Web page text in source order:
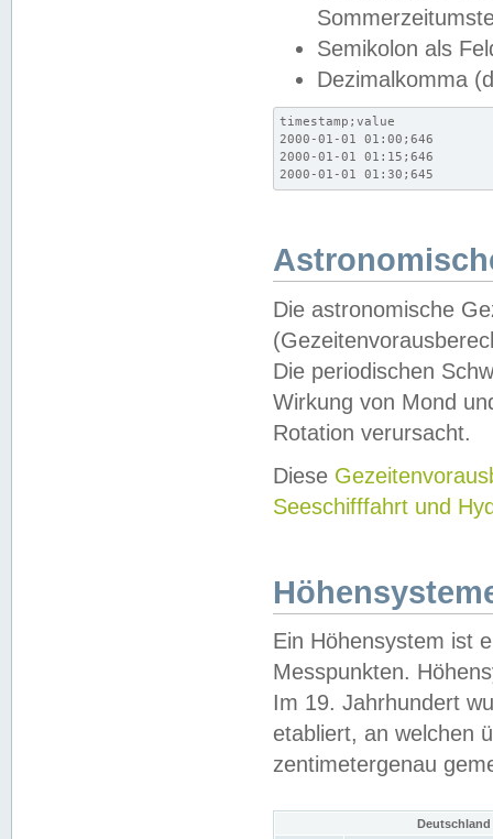
Semikolon als
Dezimalkomma
timestamp;value
2000-01-01 01:00;646
2000-01-01 01:15;646
2000-01-01 01:30;645
Die astronomische
Die periodischen
Wirkung von Mond
Rotation verursacht.
Diese
Seeschifffahrt und
Ein Höhensystem ist
Messpunkten.
Im 19. Jahrhundert
etabliert, an welchen
zentimetergenau